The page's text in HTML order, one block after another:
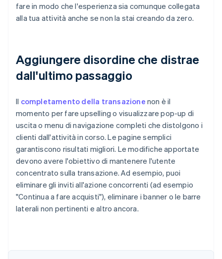
fare in modo che l'esperienza sia comunque collegata
alla tua attività anche se non la stai creando da zero.
Aggiungere disordine che distrae
dall'ultimo passaggio
Il completamento della transazione non è il
momento per fare upselling o visualizzare pop-up di
uscita o menu di navigazione completi che distolgono i
clienti dall'attività in corso. Le pagine semplici
garantiscono risultati migliori. Le modifiche apportate
devono avere l'obiettivo di mantenere l'utente
concentrato sulla transazione. Ad esempio, puoi
eliminare gli inviti all'azione concorrenti (ad esempio
"Continua a fare acquisti"), eliminare i banner o le barre
laterali non pertinenti e altro ancora.